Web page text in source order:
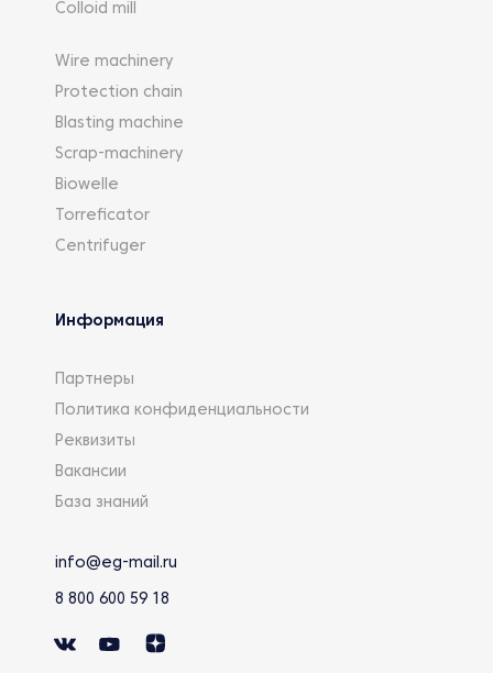
Colloid mill
Wire machinery
Protection chain
Blasting machine
Scrap-machinery
Biowelle
Torreficator
Centrifuger
Информация
Партнеры
Политика конфиденциальности
Реквизиты
Вакансии
База знаний
info@eg-mail.ru
8 800 600 59 18